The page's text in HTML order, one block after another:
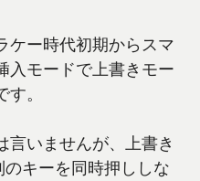
ケー時代初期からスマ
入モードで上書きモー
。
言いませんが、上書き
キーを同時押ししな